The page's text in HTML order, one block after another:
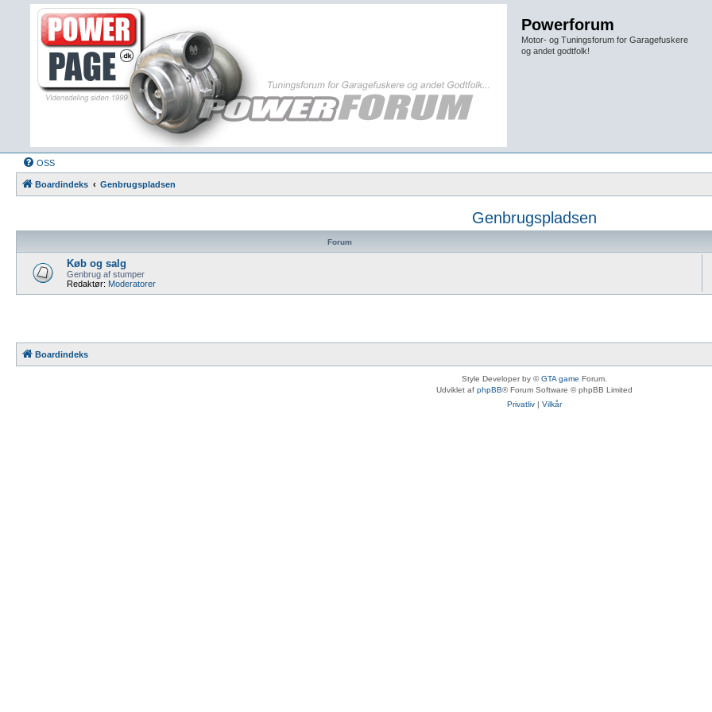
Powerforum
Motor- og Tuningsforum for Garagefuskere
og andet godtfolk!
OSS
Boardindeks Genbrugspladsen
Genbrugspladsen
Forum
Køb og salg
Genbrug af stumper
Redaktør: Moderatorer
Boardindeks
Style Developer by ©GTA game Forum.
Udviklet af phpBB® Forum Software © phpBB Limited
Privatliv| Vilkår